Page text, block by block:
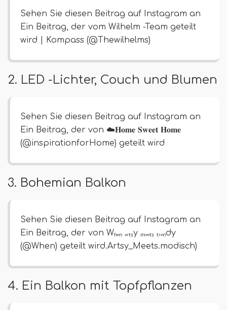
Sehen Sie diesen Beitrag auf Instagram an
Ein Beitrag, der vom Wilhelm -Team geteilt
wird | Kompass (@Thewilhelms)
2. LED -Lichter, Couch und Blumen
Sehen Sie diesen Beitrag auf Instagram an
Ein Beitrag, der von ☁️𝐇𝐨𝐦𝐞 𝐒𝐰𝐞𝐞𝐭 𝐇𝐨𝐦𝐞
(@inspirationforHome) geteilt wird
3. Bohemian Balkon
Sehen Sie diesen Beitrag auf Instagram an
Ein Beitrag, der von Wₕₑₙ ₐᵣₜₛy ₘₑₑₜₛ ₜᵣₑₙdy
(@When) geteilt wird.Artsy_Meets.modisch)
4. Ein Balkon mit Topfpflanzen